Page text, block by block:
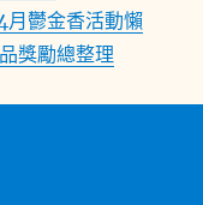
鬱金香活動懶
獎勵總整理